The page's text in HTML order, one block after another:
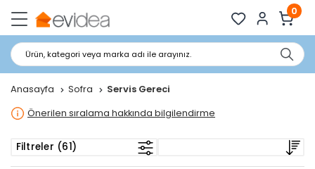
0
Ürün, kategori veya marka adı ile arayınız.
Anasayfa Sofra Servis Gereci
Önerilen sıralama hakkında bilgilendirme
Filtreler (61)